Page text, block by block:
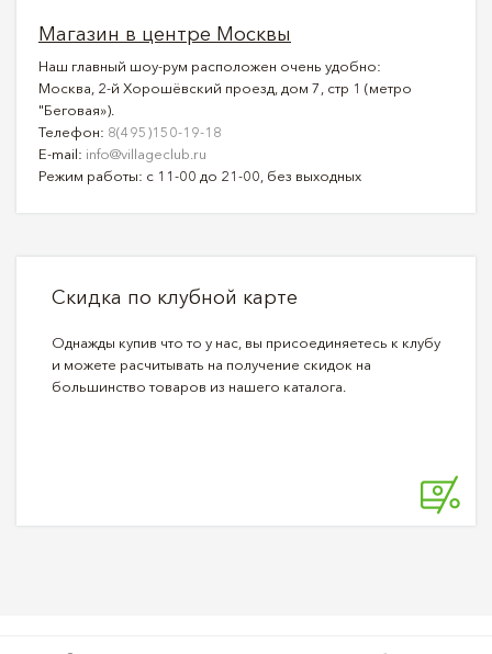
Магазин в центре Москвы
Наш главный шоу-рум расположен очень удобно:
Москва, 2-й Хорошёвский проезд, дом 7, стр 1 (метро
"Беговая»).
Телефон: 8(495)150-19-18
E-mail: info@villageclub.ru
Режим работы: с 11-00 до 21-00, без выходных
Скидка по клубной карте
Однажды купив что то у нас, вы присоединяетесь к клубу
и можете расчитывать на получение скидок на
большинство товаров из нашего каталога.